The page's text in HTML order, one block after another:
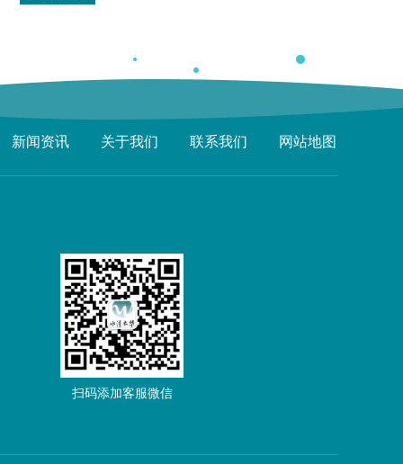
新闻资讯 关于我们 联系我们 网站地图
扫码添加客服微信